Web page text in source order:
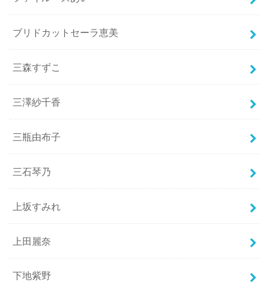
ブリドカットセーラ恵美
三森すずこ
三澤紗千香
三瓶由布子
三石琴乃
上坂すみれ
上田麗奈
下地紫野